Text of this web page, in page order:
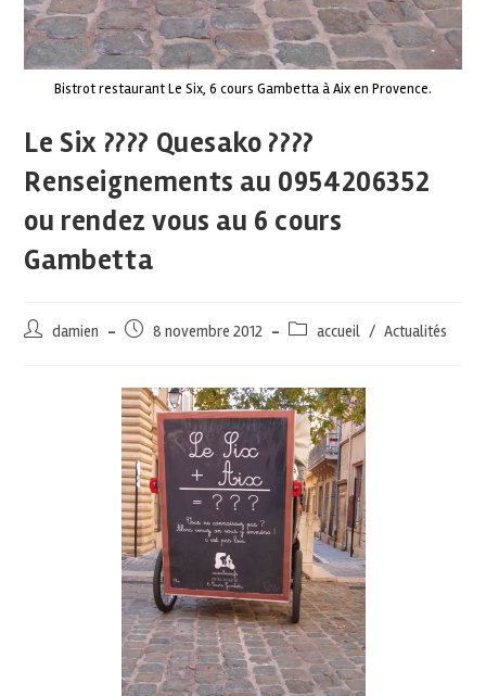
Bistrot restaurant Le Six, 6 cours Gambetta à Aix en Provence.
Le Six ???? Quesako ????
Renseignements au 0954206352
ou rendez vous au 6 cours
Gambetta
damien 8 novembre 2012 accueil / Actualités